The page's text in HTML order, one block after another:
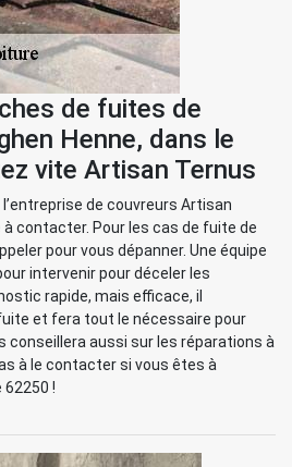
de fuites de
Henne, dans le
vite Artisan Ternus
de couvreurs Artisan
contacter. Pour les cas de fuite de
pour vous dépanner. Une équipe
intervenir pour déceler les
rapide, mais efficace, il
et fera tout le nécessaire pour
conseillera aussi sur les réparations à
à le contacter si vous êtes à
62250 !